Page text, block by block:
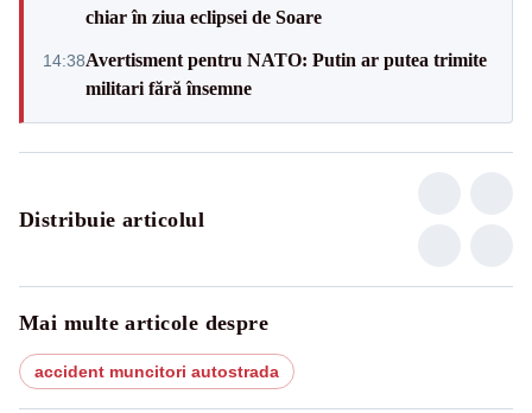
chiar în ziua eclipsei de Soare
14:38Avertisment pentru NATO: Putin ar putea trimite
militari fără însemne
Distribuie articolul
Mai multe articole despre
accident muncitori autostrada